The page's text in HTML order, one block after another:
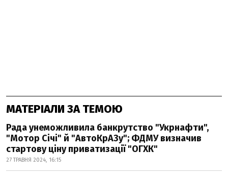
МАТЕРІАЛИ ЗА ТЕМОЮ
Рада унеможливила банкрутство "Укрнафти",
"Мотор Січі" й "АвтоКрАЗу"; ФДМУ визначив
стартову ціну приватизації "ОГХК"
27 ТРАВНЯ 2024, 16:15